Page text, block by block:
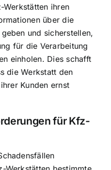
Werkstätten ihren
über die
und sicherstellen,
für die Verarbeitung
einholen. Dies schafft
die Werkstatt den
Kunden ernst
für Kfz-